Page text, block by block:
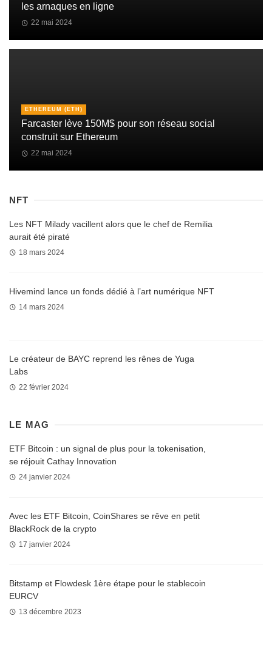
les arnaques en ligne
22 mai 2024
ETHEREUM (ETH)
Farcaster lève 150M$ pour son réseau social
construit sur Ethereum
22 mai 2024
NFT
Les NFT Milady vacillent alors que le chef de Remilia
aurait été piraté
18 mars 2024
Hivemind lance un fonds dédié à l’art numérique NFT
14 mars 2024
Le créateur de BAYC reprend les rênes de Yuga
Labs
22 février 2024
LE MAG
ETF Bitcoin : un signal de plus pour la tokenisation,
se réjouit Cathay Innovation
24 janvier 2024
Avec les ETF Bitcoin, CoinShares se rêve en petit
BlackRock de la crypto
17 janvier 2024
Bitstamp et Flowdesk 1ère étape pour le stablecoin
EURCV
13 décembre 2023